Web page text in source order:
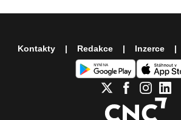
Kontakty Redakce Inzerce